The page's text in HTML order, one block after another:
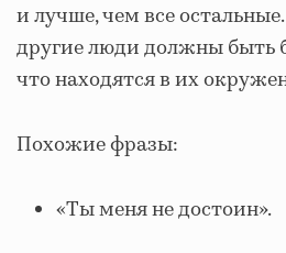
и лучше, чем все
другие люди должны быть
что находятся в их
Похожие фразы:
«Ты меня не достоин».